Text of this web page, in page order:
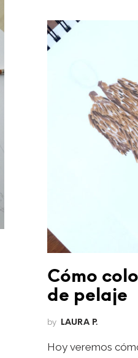
Cómo
de pelaje
by LAURA P.
Hoy veremos